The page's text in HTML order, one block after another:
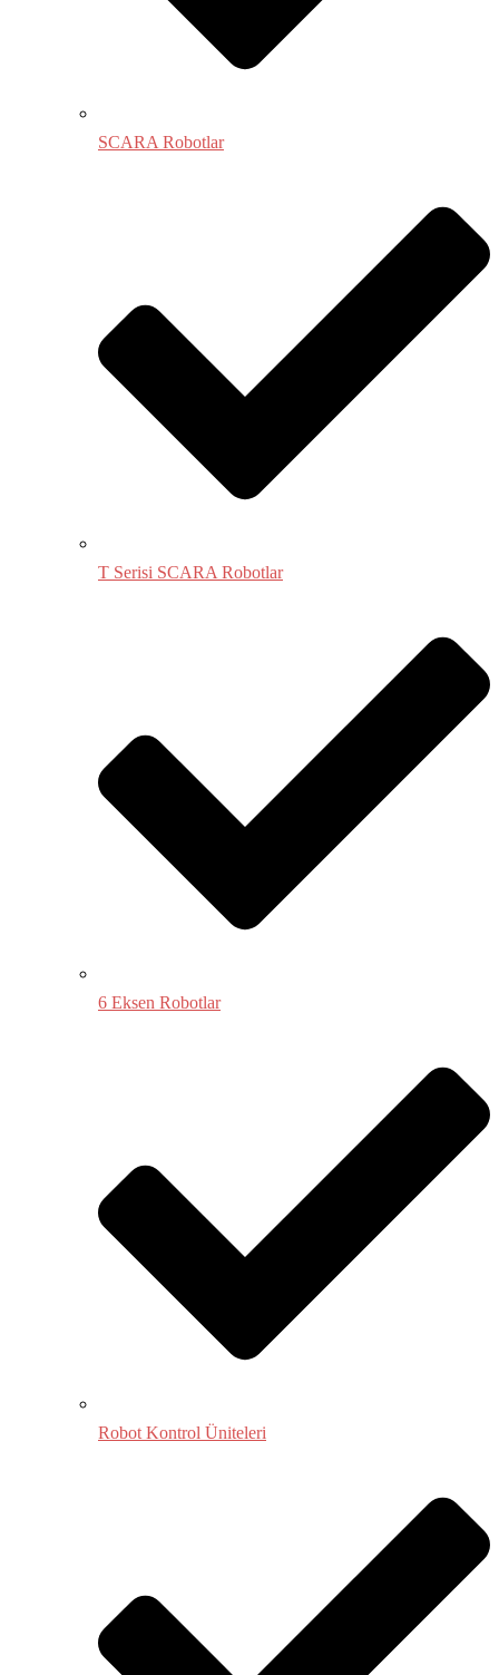
SCARA Robotlar
T Serisi SCARA Robotlar
6 Eksen Robotlar
Robot Kontrol Üniteleri